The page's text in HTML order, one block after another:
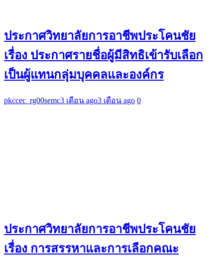
ประกาศวิทยาลัยการอาชีพประโคนชัย
เรื่อง ประกาศรายชื่อผู้มีสิทธิเข้ารับเลือก
เป็นผู้แทนกลุ่มบุคคลและองค์กร
pkccec_rg00semc3 เดือน ago3 เดือน ago 0
ประกาศวิทยาลัยการอาชีพประโคนชัย
เรื่อง การสรรหาและการเลือกคณะ